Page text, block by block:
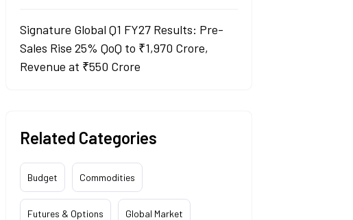
Signature Global Q1 FY27 Results: Pre-
Sales Rise 25% QoQ to ₹1,970 Crore,
Revenue at ₹550 Crore
Related Categories
Budget Commodities
Futures & Options Global Market